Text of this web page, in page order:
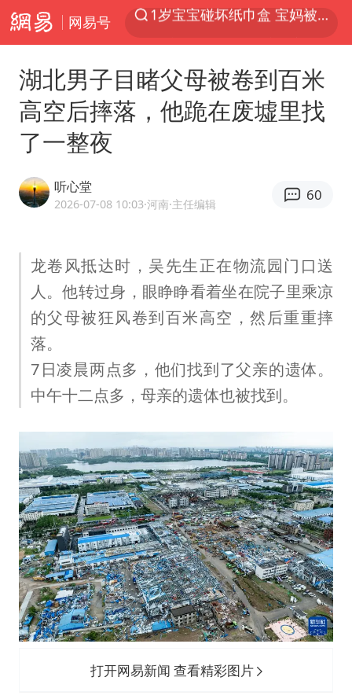
网易号
以“新”破局 首发经济点亮城市消费活力
台风白海豚逼近 暴雨大暴雨来袭
47岁妈妈突然产女 26岁女儿：很震惊
A股开盘：民爆、CPO等概念走强
21楼高空抛物嫌疑人被拘留
男子杀人后逃进深山21年活得像野人
日韩股市高开跳水 SK海力士下挫转跌
OpenAI为免费用户升级GPT-5.6 Luna
我国编制完成新版全月地质图
“深圳地面沉降致车辆损坏”不实
男子结婚8年发现3个女儿均非亲生
奋进开新局 实干挑大梁
湖北男子目睹父母被卷到百米
高空后摔落，他跪在废墟里找
了一整夜
听心堂
2026-07-08 10:03·河南·主任编辑
60
龙卷风抵达时，吴先生正在物流园门口送
人。他转过身，眼睁睁看着坐在院子里乘凉
的父母被狂风卷到百米高空，然后重重摔
落。
7日凌晨两点多，他们找到了父亲的遗体。
中午十二点多，母亲的遗体也被找到。
打开网易新闻 查看精彩图片